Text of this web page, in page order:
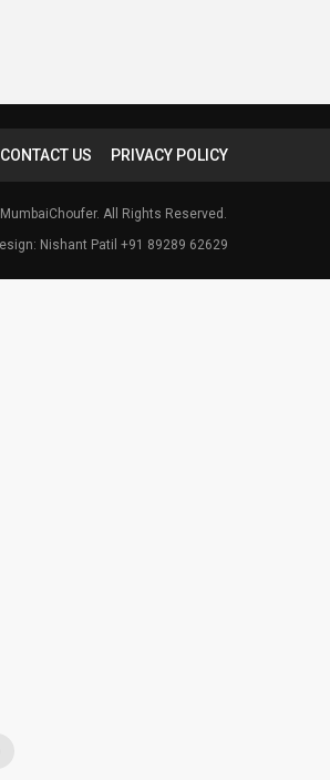
CONTACT US PRIVACY POLICY
All Rights Reserved.
Nishant Patil +91 89289 62629